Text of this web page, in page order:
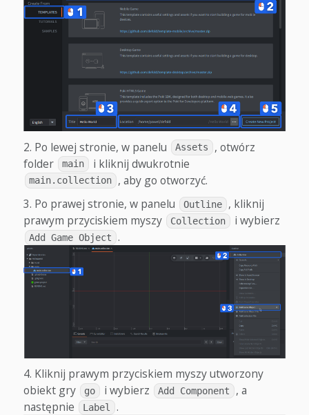
Po lewej stronie, w panelu Assets
, otwórz
folder
main i kliknij dwukrotnie
main.collection
, aby go otworzyć.
Po prawej stronie, w panelu
Outline
, kliknij
prawym przyciskiem myszy
Collection i wybierz
Add Game Object .
Kliknij prawym przyciskiem myszy utworzony
obiekt gry
go i wybierz Add Component
, a
następnie
Label .